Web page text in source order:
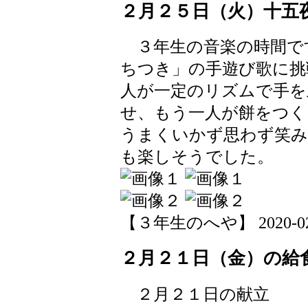
２月２５日（火）十
３年生の音楽の時間で
ちつき」の手遊び歌に
人が一定のリズムで手
せ、もう一人が餅をつ
うまくいかず思わず笑
も楽しそうでした。
【３年生のへや】 2020-
２月２１日（金）の給
２月２１日の献立